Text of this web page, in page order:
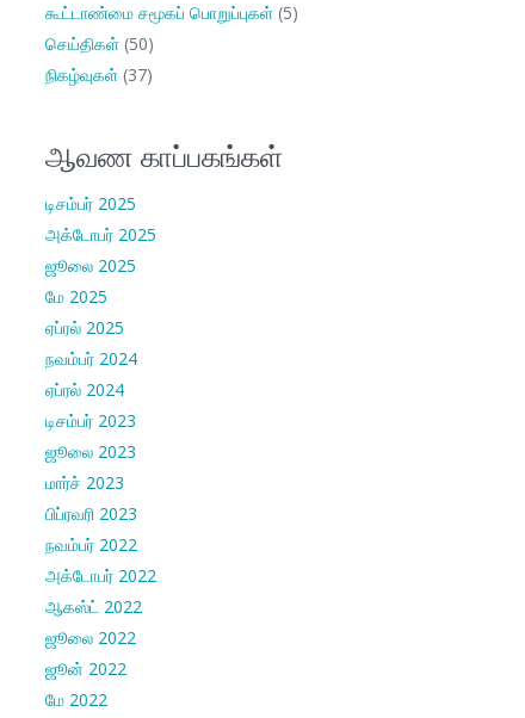
கூட்டாண்மை சமூகப் பொறுப்புகள்(5)
செய்திகள்(50)
நிகழ்வுகள்(37)
ஆவண காப்பகங்கள்
டிசம்பர் 2025
அக்டோபர் 2025
ஜூலை 2025
மே 2025
ஏப்ரல் 2025
நவம்பர் 2024
ஏப்ரல் 2024
டிசம்பர் 2023
ஜூலை 2023
மார்ச் 2023
பிப்ரவரி 2023
நவம்பர் 2022
அக்டோபர் 2022
ஆகஸ்ட் 2022
ஜூலை 2022
ஜூன் 2022
மே 2022